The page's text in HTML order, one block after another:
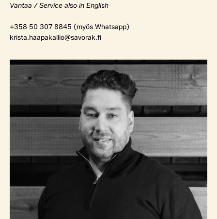
Vantaa / Service also in English
+358 50 307 8845 (myös Whatsapp)
krista.haapakallio@savorak.fi